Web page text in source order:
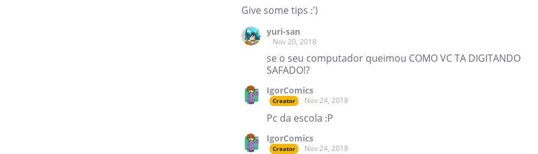
Give some tips :')
yuri-san
Nov 20, 2018
se o seu computador queimou COMO VC TA DIGITANDO
SAFADO!?
IgorComics
Creator Nov 24, 2018
Pc da escola :P
IgorComics
Creator Nov 24, 2018